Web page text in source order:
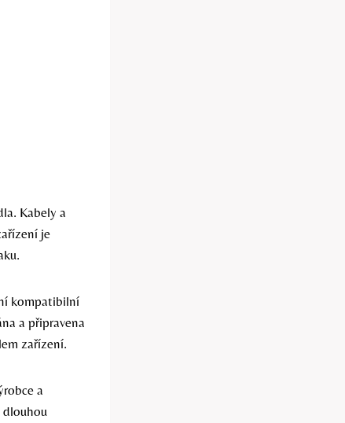
Kabely a
je
kompatibilní
a připravena
zařízení.
a
dlouhou